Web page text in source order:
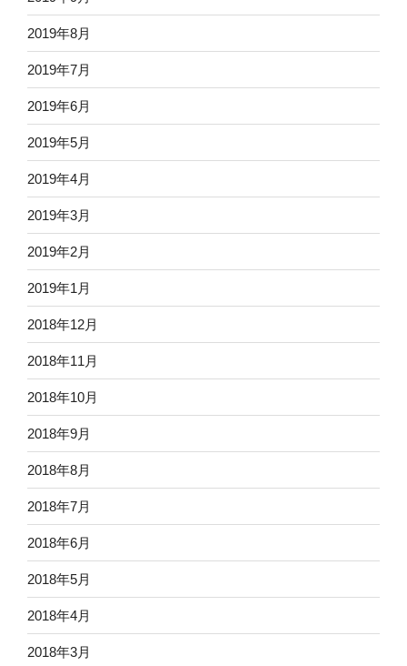
2019年8月
2019年7月
2019年6月
2019年5月
2019年4月
2019年3月
2019年2月
2019年1月
2018年12月
2018年11月
2018年10月
2018年9月
2018年8月
2018年7月
2018年6月
2018年5月
2018年4月
2018年3月